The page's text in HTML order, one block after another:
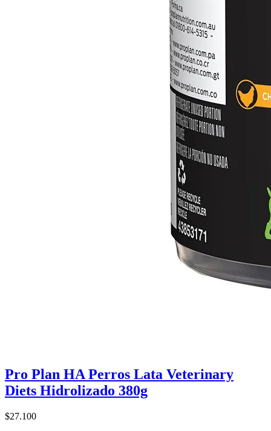
Pro Plan HA Perros Lata Veterinary
Diets Hidrolizado 380g
$27.100